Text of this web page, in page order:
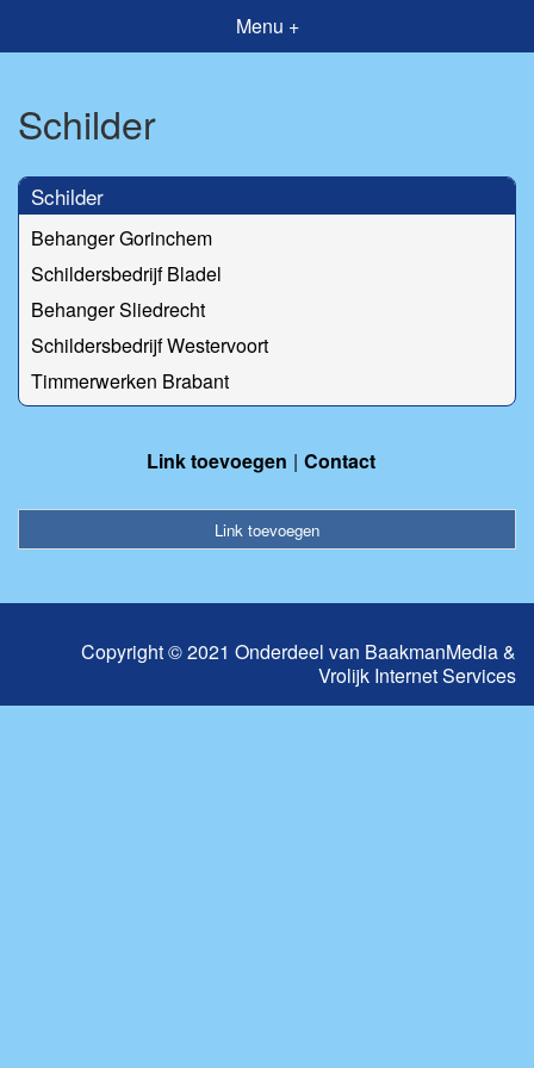
Menu +
Schilder
Schilder
Behanger Gorinchem
Schildersbedrijf Bladel
Behanger Sliedrecht
Schildersbedrijf Westervoort
Timmerwerken Brabant
Link toevoegen Contact
Link toevoegen
Copyright © 2021 Onderdeel van BaakmanMedia&
Vrolijk Internet Services